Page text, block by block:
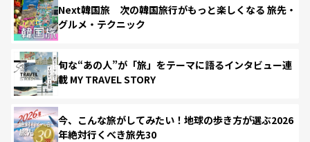
Next韓国旅 次の韓国旅行がもっと楽しくなる 旅先・
グルメ・テクニック
旬な“あの人”が「旅」をテーマに語るインタビュー連
載 MY TRAVEL STORY
今、こんな旅がしてみたい！地球の歩き方が選ぶ2026
年絶対行くべき旅先30